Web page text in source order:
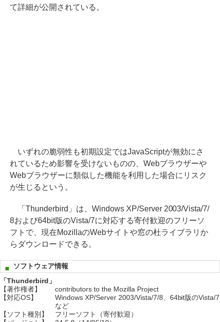
て詳細が公開されている。
いずれの脆弱性も初期設定ではJavaScriptが無効にさ
れているため影響を受けないものの、Webブラウザーや
Webブラウザーに類似した機能を利用した場合にリスク
が生じるという。
「Thunderbird」は、Windows XP/Server 2003/Vista/7/
8および64bit版のVista/7に対応する寄付歓迎のフリーソ
フトで、現在MozillaのWebサイトや窓の杜ライブラリか
らダウンロードできる。
ソフトウェア情報
「Thunderbird」
【著作権者】
contributors to the Mozilla Project
【対応OS】
Windows XP/Server 2003/Vista/7/8、64bit版のVista/7
など
【ソフト種別】
フリーソフト（寄付歓迎）